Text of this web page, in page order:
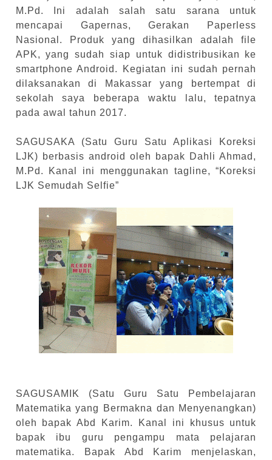
M.Pd. Ini adalah salah satu sarana untuk
mencapai Gapernas, Gerakan Paperless
Nasional. Produk yang dihasilkan adalah file
APK, yang sudah siap untuk didistribusikan ke
smartphone Android. Kegiatan ini sudah pernah
dilaksanakan di Makassar yang bertempat di
sekolah saya beberapa waktu lalu, tepatnya
pada awal tahun 2017.
SAGUSAKA (Satu Guru Satu Aplikasi Koreksi
LJK) berbasis android oleh bapak Dahli Ahmad,
M.Pd. Kanal ini menggunakan tagline, “Koreksi
LJK Semudah Selfie”
SAGUSAMIK (Satu Guru Satu Pembelajaran
Matematika yang Bermakna dan Menyenangkan)
oleh bapak Abd Karim. Kanal ini khusus untuk
bapak ibu guru pengampu mata pelajaran
matematika. Bapak Abd Karim menjelaskan,